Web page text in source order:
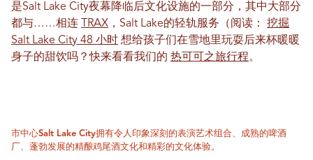
是Salt Lake City夜幕降临后文化设施的一部分，其中大部分
都与……相连
TRAX ，Salt Lake的轻轨服务（阅读： 挖掘
Salt Lake City 48 小时 想给孩子们在雪地里玩耍后来杯暖暖
身子的甜饮吗？快来看看我们的 热可可之旅行程。
市中心Salt Lake City拥有令人印象深刻的表演艺术组合、成熟的啤酒
厂、蓬勃发展的精酿鸡尾酒文化和精彩的文化体验。